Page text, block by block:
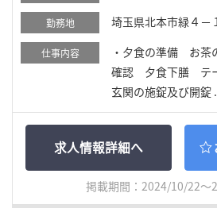
勤務地 埼玉県北本市緑４－
仕事内容
・夕食の準備 お
確認 夕食下膳 テー
玄関の施錠及び開錠
求人情報詳細へ
掲載期間：2024/10/22～